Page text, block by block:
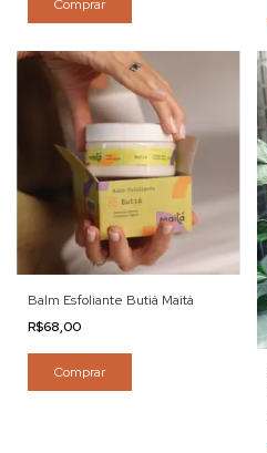
Comprar
Balm Esfoliante Butiá Maitá
R$68,00
Comprar